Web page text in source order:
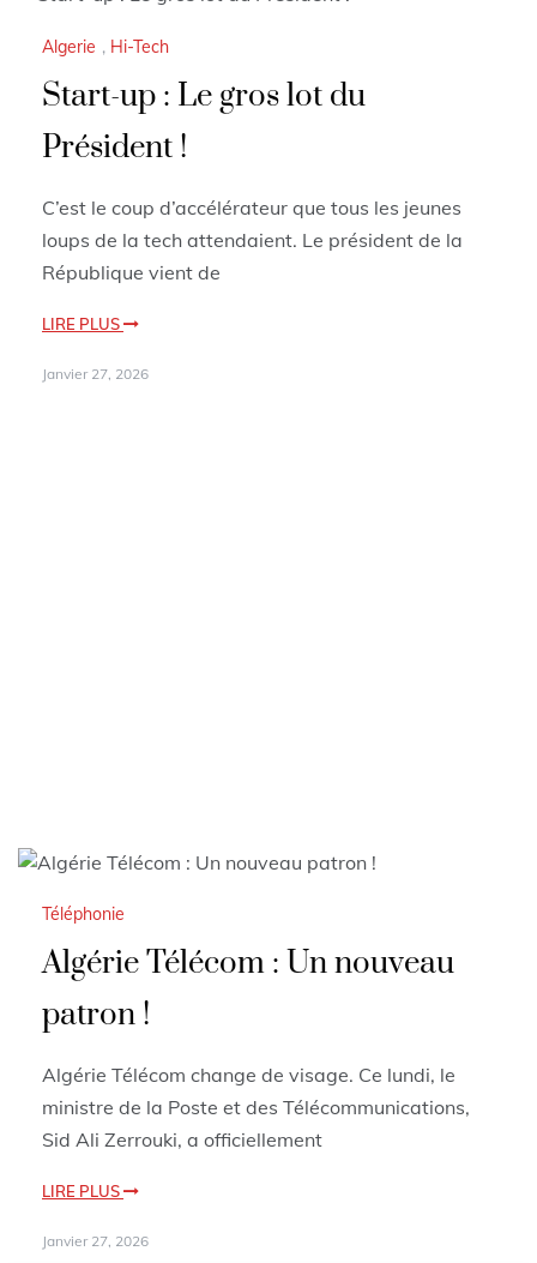
Algerie , Hi-Tech
Start-up : Le gros lot du
Président !
C’est le coup d’accélérateur que tous les jeunes
loups de la tech attendaient. Le président de la
République vient de
LIRE PLUS
Janvier 27, 2026
Téléphonie
Algérie Télécom : Un nouveau
patron !
Algérie Télécom change de visage. Ce lundi, le
ministre de la Poste et des Télécommunications,
Sid Ali Zerrouki, a officiellement
LIRE PLUS
Janvier 27, 2026